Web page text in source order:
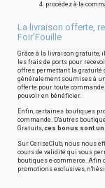
procédez à la
La livraison offerte,
Foir'Fouille
Grâce à la livraison gratuite,
les frais de ports pour
offres permettant la gratuité
généralement soumises à
offerte pour toute
pouvoir en bénéficier.
Enfin, certaines boutiques
commande. D'autres
Gratuits, ces bonus sont
Sur CeriseClub, nous nous
cours de validité qui vous
boutiques e-commerce. Afin
promotions exclusives,